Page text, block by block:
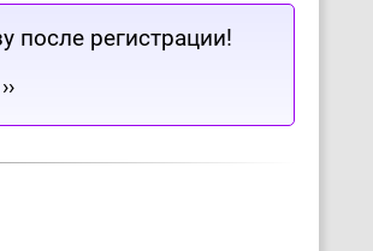
после регистрации!
››